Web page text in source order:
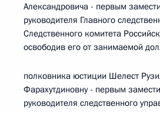
Александровича - первым
руководителя Главного
Следственного комитета
освободив его от занимаемой
полковника юстиции Шелест
Фарахутдиновну - первым
руководителя следственного